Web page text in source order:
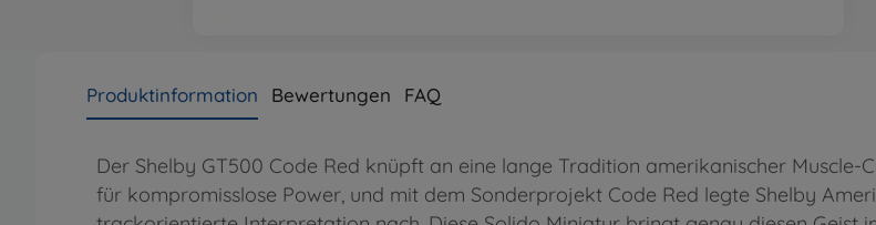
Produktinformation Bewertungen FAQ
Der Shelby GT500 Code Red knüpft an eine lange Tradition amerikanischer Muscle-
für kompromisslose Power, und mit dem Sonderprojekt Code Red legte Shelby